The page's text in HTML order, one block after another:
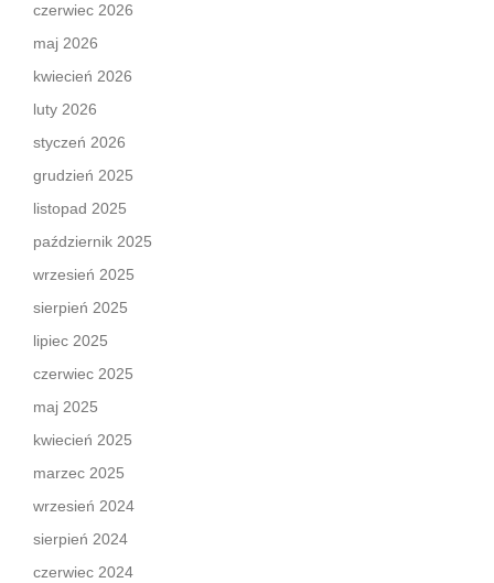
czerwiec 2026
maj 2026
kwiecień 2026
luty 2026
styczeń 2026
grudzień 2025
listopad 2025
październik 2025
wrzesień 2025
sierpień 2025
lipiec 2025
czerwiec 2025
maj 2025
kwiecień 2025
marzec 2025
wrzesień 2024
sierpień 2024
czerwiec 2024